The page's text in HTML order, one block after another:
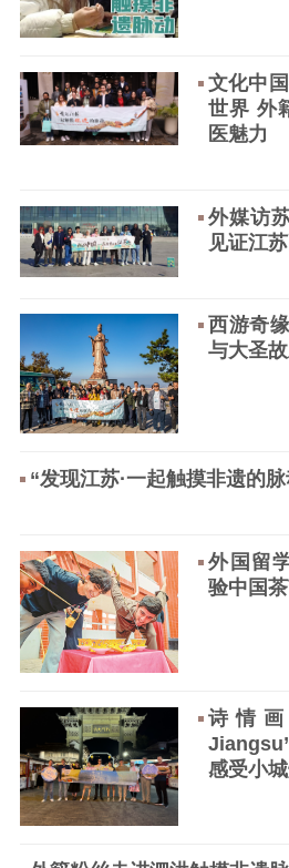
理论武
理论学习 宣传宣讲
社科强省 工作通知
江苏文脉
新闻宣传
主题宣传
记者之家
文化文
文化交流
体制改革
紫金文化艺术节
品牌活动
先进典型
社会宣
思想政治教育
红色资源保
文化中
世界 外
医魅力
外媒访
见证江
西游奇
与大圣
“发现江苏·一起触摸非遗的
外国留
验中国
诗情
感受小